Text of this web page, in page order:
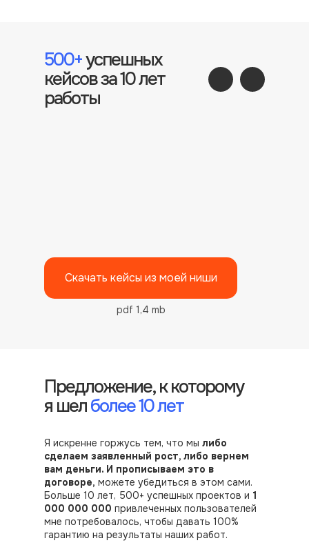
500+успешных
кейсов за 10 лет
работы
Скачать кейсы из моей ниши
pdf 1,4 mb
Предложение, к которому
я шелболее 10 лет
Я искренне горжусь тем, что мы либо
сделаем заявленный рост, либо вернем
вам деньги. И прописываем это в
договоре, можете убедиться в этом сами.
Больше 10 лет, 500+ успешных проектов и 1
000 000 000 привлеченных пользователей
мне потребовалось, чтобы давать 100%
гарантию на результаты наших работ.